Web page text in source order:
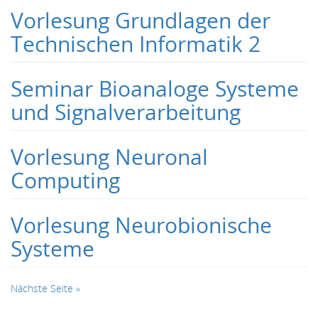
Vorlesung Grundlagen der
Technischen Informatik 2
Seminar Bioanaloge Systeme
und Signalverarbeitung
Vorlesung Neuronal
Computing
Vorlesung Neurobionische
Systeme
Nächste Seite »